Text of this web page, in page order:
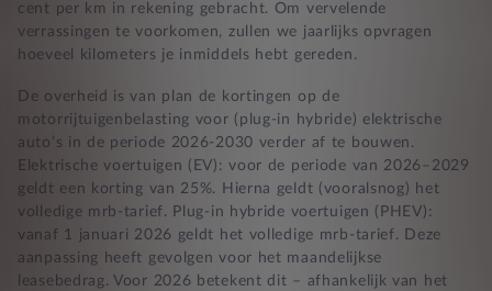
cent per km in rekening gebracht. Om vervelende
verrassingen te voorkomen, zullen we jaarlijks opvragen
hoeveel kilometers je inmiddels hebt gereden.
De overheid is van plan de kortingen op de
motorrijtuigenbelasting voor (plug-in hybride) elektrische
auto’s in de periode 2026-2030 verder af te bouwen.
Elektrische voertuigen (EV): voor de periode van 2026–2029
geldt een korting van 25%. Hierna geldt (vooralsnog) het
volledige mrb-tarief. Plug-in hybride voertuigen (PHEV):
vanaf 1 januari 2026 geldt het volledige mrb-tarief. Deze
aanpassing heeft gevolgen voor het maandelijkse
leasebedrag. Voor 2026 betekent dit – afhankelijk van het